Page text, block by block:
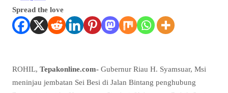
Spread the love
ROHIL, Tepakonline.com- Gubernur Riau H. Syamsuar, Msi
meninjau jembatan Sei Besi di Jalan Bintang penghubung